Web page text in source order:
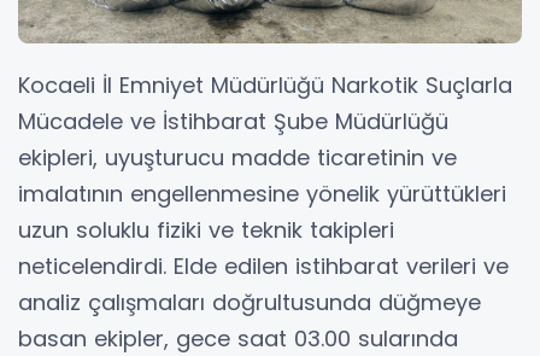
Kocaeli İl Emniyet Müdürlüğü Narkotik Suçlarla
Mücadele ve İstihbarat Şube Müdürlüğü
ekipleri, uyuşturucu madde ticaretinin ve
imalatının engellenmesine yönelik yürüttükleri
uzun soluklu fiziki ve teknik takipleri
neticelendirdi. Elde edilen istihbarat verileri ve
analiz çalışmaları doğrultusunda düğmeye
basan ekipler, gece saat 03.00 sularında